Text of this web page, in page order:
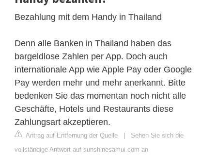
Bezahlung mit dem Handy in Thailand
Denn alle Banken in Thailand haben das
bargeldlose Zahlen per App. Doch auch
internationale App wie Apple Pay oder Google
Pay werden mehr und mehr anerkannt. Bitte
bedenken Sie das momentan noch nicht alle
Geschäfte, Hotels und Restaurants diese
Zahlungsart akzeptieren.
Antrag auf Entfernung der Quelle | Sehen Sie sich die
vollständige Antwort auf sunshinesamui.com an